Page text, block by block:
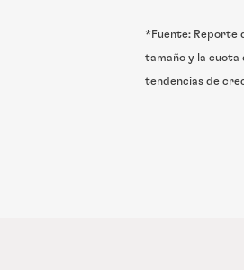
*Fuente: Reporte
tamaño y la cuota
tendencias de